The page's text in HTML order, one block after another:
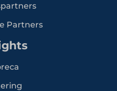
Partners